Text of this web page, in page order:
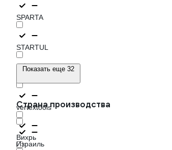
SPARTA
STARTUL
vertextools
Вихрь
Показать еще 32
Страна производства
Израиль